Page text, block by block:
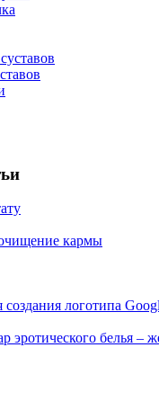
кармы
создания логотипа
эротического белья –